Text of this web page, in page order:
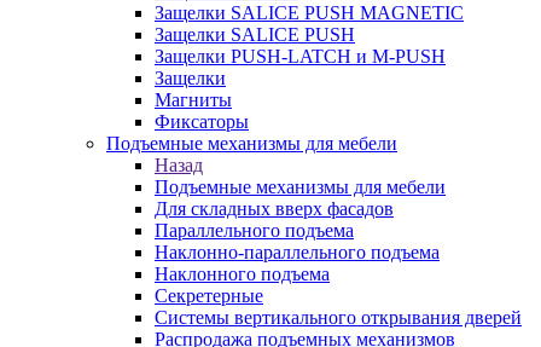
Защелки SALICE PUSH MAGNETIC
Защелки SALICE PUSH
Защелки PUSH-LATCH и M-PUSH
Защелки
Магниты
Фиксаторы
Подъемные механизмы для мебели
Назад
Подъемные механизмы для мебели
Для складных вверх фасадов
Параллельного подъема
Наклонно-параллельного подъема
Наклонного подъема
Секретерные
Системы вертикального открывания дверей
Распродажа подъемных механизмов